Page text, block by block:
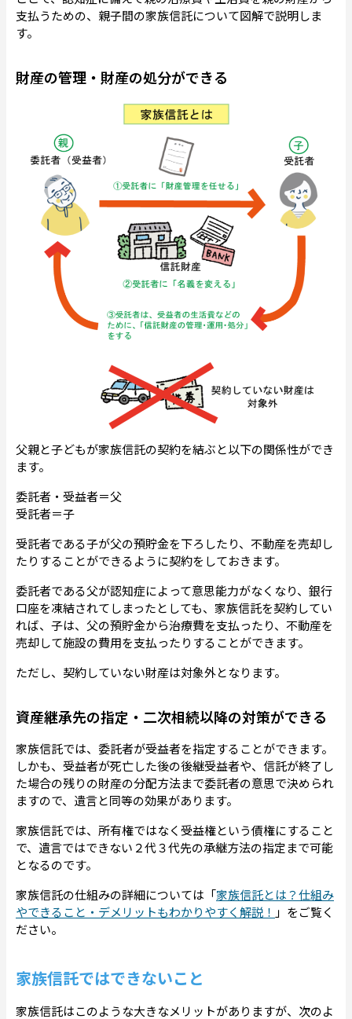
支払うための、親子間の家族信託について図解で説明しま
す。
財産の管理・財産の処分ができる
父親と子どもが家族信託の契約を結ぶと以下の関係性ができ
ます。
委託者・受益者＝父
受託者＝子
受託者である子が父の預貯金を下ろしたり、不動産を売却し
たりすることができるように契約をしておきます。
委託者である父が認知症によって意思能力がなくなり、銀行
口座を凍結されてしまったとしても、家族信託を契約してい
れば、子は、父の預貯金から治療費を支払ったり、不動産を
売却して施設の費用を支払ったりすることができます。
ただし、契約していない財産は対象外となります。
資産継承先の指定・二次相続以降の対策ができる
家族信託では、委託者が受益者を指定することができます。
しかも、受益者が死亡した後の後継受益者や、信託が終了し
た場合の残りの財産の分配方法まで委託者の意思で決められ
ますので、遺言と同等の効果があります。
家族信託では、所有権ではなく受益権という債権にすること
で、遺言ではできない２代３代先の承継方法の指定まで可能
となるのです。
家族信託の仕組みの詳細については「家族信託とは？仕組み
やできること・デメリットもわかりやすく解説！ 」をご覧く
ださい。
家族信託ではできないこと
家族信託はこのような大きなメリットがありますが、次のよ